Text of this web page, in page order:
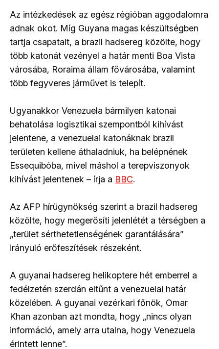
Az intézkedések az egész régióban aggodalomra
adnak okot. Míg Guyana magas készültségben
tartja csapatait, a brazil hadsereg közölte, hogy
több katonát vezényel a határ menti Boa Vista
városába, Roraima állam fővárosába, valamint
több fegyveres járművet is telepít.
Ugyanakkor Venezuela bármilyen katonai
behatolása logisztikai szempontból kihívást
jelentene, a venezuelai katonáknak brazil
területen kellene áthaladniuk, ha belépnének
Essequibóba, mivel máshol a terepviszonyok
kihívást jelentenek – írja a BBC.
Az AFP hírügynökség szerint a brazil hadsereg
közölte, hogy megerősíti jelenlétét a térségben a
„terület sérthetetlenségének garantálására”
irányuló erőfeszítések részeként.
A guyanai hadsereg helikoptere hét emberrel a
fedélzetén szerdán eltűnt a venezuelai határ
közelében. A guyanai vezérkari főnök, Omar
Khan azonban azt mondta, hogy „nincs olyan
információ, amely arra utalna, hogy Venezuela
érintett lenne”.